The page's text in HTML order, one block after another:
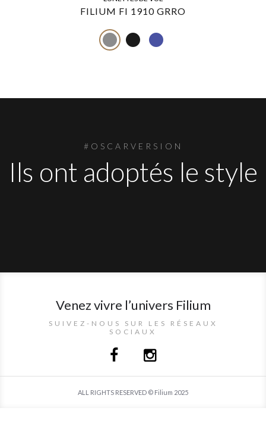
FILIUM FI 1910 GRRO
#OSCARVERSION
Ils ont adoptés le style
Venez vivre l’univers Filium
SUIVEZ-NOUS SUR LES RÉSEAUX
SOCIAUX
ALL RIGHTS RESERVED © Filium 2025